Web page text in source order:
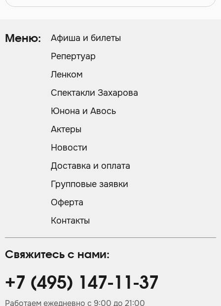
Свяжитесь с нами:
+7 (495) 147-11-37
Работаем ежедневно с 9:00 до 21:00
Меню:
Афиша и билеты
Репертуар
Ленком
Спектакли Захарова
Юнона и Авось
Актеры
Новости
Доставка и оплата
Групповые заявки
Оферта
Контакты